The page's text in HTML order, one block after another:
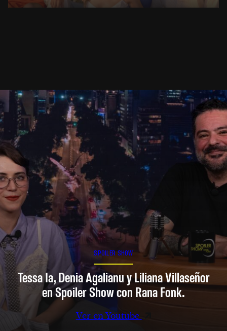
SPOILER SHOW
Tessa Ia, Denia Agalianu y Liliana Villaseñor
en Spoiler Show con Rana Fonk.
Ver en Youtube